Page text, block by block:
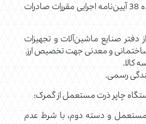
از محل بند 7 ماده 38 آیین‌نامه اجرایی مقررات صادرات
دفتر صنایع ماشین‌آلات و تجهیزات
و معدنی جهت تخصیص ارز.
کالا.
رسمی.
چاپر ذرت مستعمل از گمرک:
و دسته دوم، با شرط عدم